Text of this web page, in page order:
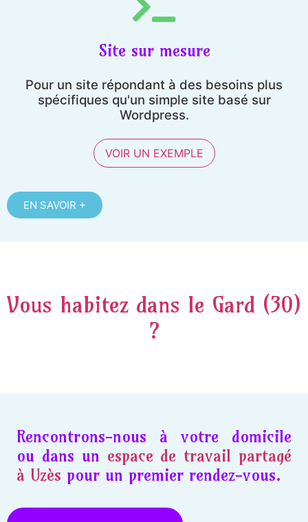
Site sur mesure
Pour un site répondant à des besoins plus
spécifiques qu'un simple site basé sur
Wordpress.
VOIR UN EXEMPLE
EN SAVOIR +
Vous habitez dans le Gard (30)
?
Rencontrons-nous à votre domicile
ou dans un espace de travail partagé
à Uzès pour un premier rendez-vous.